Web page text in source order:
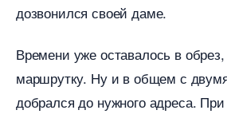
дозвонился своей даме.
ремени уже оставалось в
маршрутку. Ну и в общем с
добрался до нужного адреса.